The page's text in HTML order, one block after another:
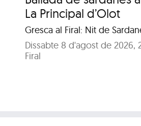
La Principal d’Olot
Gresca al Firal: Nit de
Dissabte 8 d'agost de 2026,
Firal